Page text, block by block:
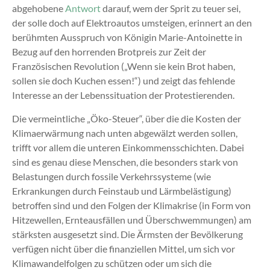
abgehobene Antwortdarauf, wem der Sprit zu teuer sei,
der solle doch auf Elektroautos umsteigen, erinnert an den
berühmten Ausspruch von Königin Marie-Antoinette in
Bezug auf den horrenden Brotpreis zur Zeit der
Französischen Revolution („Wenn sie kein Brot haben,
sollen sie doch Kuchen essen!“) und zeigt das fehlende
Interesse an der Lebenssituation der Protestierenden.
Die vermeintliche „Öko-Steuer“, über die die Kosten der
Klimaerwärmung nach unten abgewälzt werden sollen,
trifft vor allem die unteren Einkommensschichten. Dabei
sind es genau diese Menschen, die besonders stark von
Belastungen durch fossile Verkehrssysteme (wie
Erkrankungen durch Feinstaub und Lärmbelästigung)
betroffen sind und den Folgen der Klimakrise (in Form von
Hitzewellen, Ernteausfällen und Überschwemmungen) am
stärksten ausgesetzt sind. Die Ärmsten der Bevölkerung
verfügen nicht über die finanziellen Mittel, um sich vor
Klimawandelfolgen zu schützen oder um sich die